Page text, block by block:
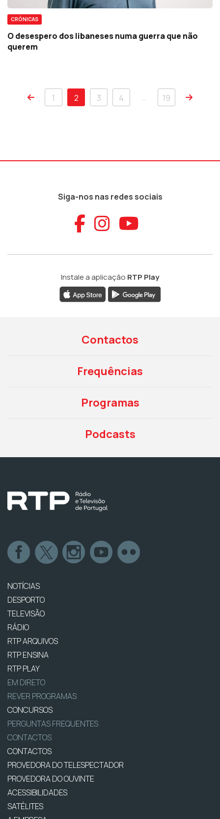
CRÓNICAS
O desespero dos libaneses numa guerra que não
querem
1 2 3 4 … 19
Siga-nos nas redes sociais
Aceder ao
Aceder ao
Aceder
Instale a aplicação RTP Play
Contactos
Frequências
Programas
Podcasts
NOTÍCIAS
DESPORTO
TELEVISÃO
RÁDIO
RTP ARQUIVOS
RTP ENSINA
RTP PLAY
EM DIRETO
REVER PROGRAMAS
CONCURSOS
PERGUNTAS FREQUENTES
CONTACTOS
CONTACTOS
PROVEDORA DO TELESPECTADOR
PROVEDORA DO OUVINTE
ACESSIBILIDADES
SATÉLITES